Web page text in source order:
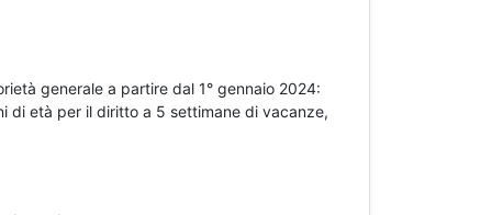
generale a partire dal 1° gennaio 2024:
di età per il diritto a 5 settimane di vacanze,